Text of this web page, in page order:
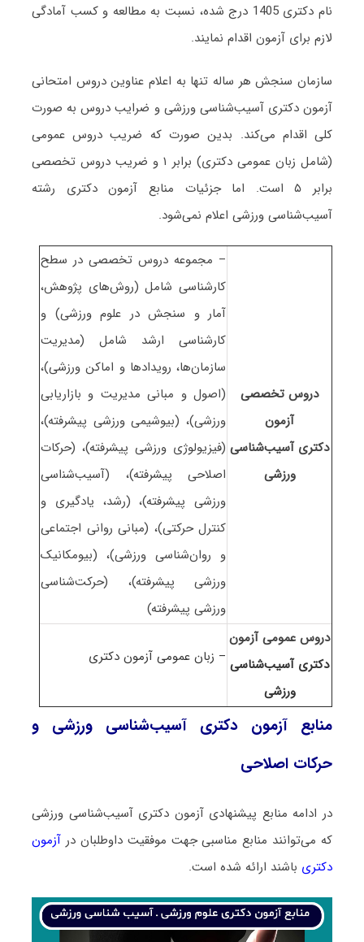
نام دکتری 1405 درج شده، نسبت به مطالعه و کسب آمادگی
لازم برای آزمون اقدام نمایند.
سازمان سنجش هر ساله تنها به اعلام عناوین دروس امتحانی
آزمون دکتری آسیب‌شناسی ورزشی و ضرایب دروس به صورت
کلی اقدام می‌کند. بدین صورت که ضریب دروس عمومی
(شامل زبان عمومی دکتری) برابر ۱ و ضریب دروس تخصصی
برابر ۵ اس
ت. اما جزئیات منابع آزمون دکتری رشته
آسیب‌شناسی ورزشی اعلام نمی‌شود.
دروس تخصصی
آزمون
دکتری آسیب‌شناسی
ورزشی
– مجموعه دروس تخصصی در سطح
کارشناسی شامل (روشﻫﺎی ﭘﮋوﻫﺶ،
آﻣﺎر و ﺳﻨﺠﺶ در ﻋﻠﻮم ورزشی) و
کارشناسی ارشد شامل (ﻣﺪﻳﺮﻳﺖ
ﺳﺎزﻣﺎنﻫﺎ، روﻳﺪادﻫﺎ و اﻣﺎﻛﻦ ورزشی)،
(اﺻﻮل و ﻣﺒﺎنی ﻣﺪﻳﺮﻳﺖ و ﺑﺎزارﻳﺎبی
ورزشی)، (ﺑﻴﻮشیمی ورزشی ﭘﻴﺸﺮﻓﺘﻪ)،
(ﻓﻴﺰﻳﻮﻟﻮژی ورزشی ﭘﻴﺸﺮﻓﺘﻪ)، (ﺣﺮﻛﺎت
اﺻﻼحی ﭘﻴﺸﺮﻓﺘﻪ)، (آﺳﻴﺐﺷﻨاسی
ورزشی ﭘﻴﺸﺮﻓﺘﻪ)، (رﺷﺪ، ﻳﺎدﮔﻴﺮی و
ﻛﻨﺘﺮل ﺣﺮکتی)، (ﻣﺒﺎنی روانی اﺟﺘﻤﺎعی
و روانﺷﻨﺎسی ورزشی)، (ﺑﻴﻮﻣﻜﺎنیک
ورزشی ﭘﻴﺸﺮﻓﺘﻪ)، (ﺣﺮﻛﺖﺷﻨﺎسی
ورزشی ﭘﻴﺸﺮﻓﺘﻪ)
دروس عمومی آزمون
دکتری آسیب‌شناسی
ورزشی
– زبان عمومی آزمون دکتری
منابع آزمون دکتری آسیب‌شناسی ورزشی و
حرکات اصلاحی
در ادامه منابع پیشنهادی آزمون دکتری آسیب‌شناسی ورزشی
که می‌توانند منابع مناسبی جهت موفقیت داوطلبان درآزمون
دکتری باشند ارائه شده است.